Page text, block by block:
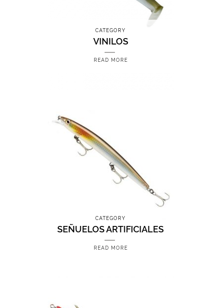
CATEGORY
VINILOS
READ MORE
CATEGORY
SEÑUELOS ARTIFICIALES
READ MORE